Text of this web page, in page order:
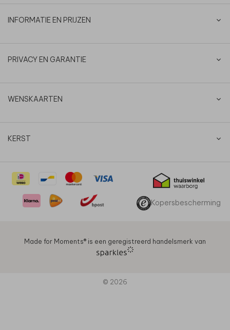
INFORMATIE EN PRIJZEN
PRIVACY EN GARANTIE
WENSKAARTEN
KERST
Kopersbescherming
Made for Moments®️ is een geregistreerd handelsmerk van
© 2026